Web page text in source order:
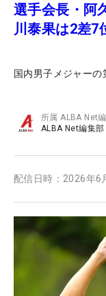
選手会長・阿
川泰果は2差7
国内男子メジャーの
所属ALBA Net
ALBA Net編集部
配信日時： 2026年6